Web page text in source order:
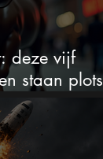
deze vijf
staan plots